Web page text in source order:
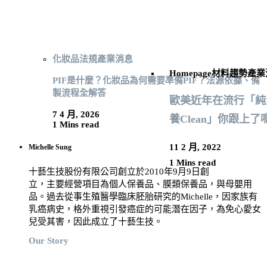
Homepage材料趨勢產業
歐美近年在流行「
養Clean」你跟上了
11 2 月, 2022
1 Mins read
化妝品法規產業消息
PIF是什麼？化妝品為何需要準備PIF？法源依據、備
製流程全解答
7 4 月, 2026
1 Mins read
Michelle Sung
十藝生技股份有限公司創立於2010年9月9日創
立，主要經營項目為個人保養品、膜類保養品，與母嬰用
品。過去從事生殖醫學臨床胚胎研究的Michelle，因家族有
乳癌病史，格外重視引發癌症的可能潛在因子，為免心愛女
兒受其害，因此成立了十藝生技。
Our Story